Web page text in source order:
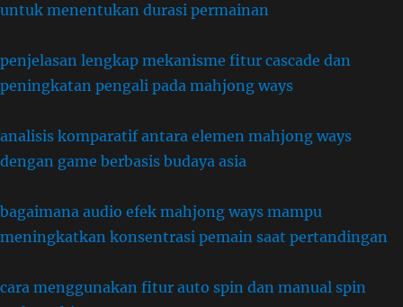
untuk menentukan durasi permainan
penjelasan lengkap mekanisme fitur cascade dan
peningkatan pengali pada mahjong ways
analisis komparatif antara elemen mahjong ways
dengan game berbasis budaya asia
bagaimana audio efek mahjong ways mampu
meningkatkan konsentrasi pemain saat pertandingan
cara menggunakan fitur auto spin dan manual spin